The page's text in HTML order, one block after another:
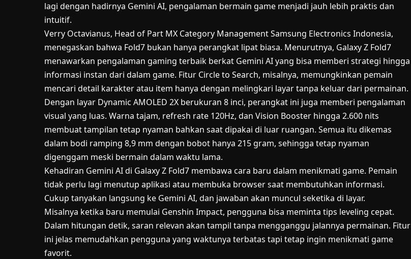
lagi dengan hadirnya Gemini AI, pengalaman bermain game menjadi jauh lebih praktis dan
intuitif.
Verry Octavianus, Head of Part MX Category Management Samsung Electronics Indonesia,
menegaskan bahwa Fold7 bukan hanya perangkat lipat biasa. Menurutnya, Galaxy Z Fold7
menawarkan pengalaman gaming terbaik berkat Gemini AI yang bisa memberi strategi hingga
informasi instan dari dalam game. Fitur Circle to Search, misalnya, memungkinkan pemain
mencari detail karakter atau item hanya dengan melingkari layar tanpa keluar dari permainan.
Dengan layar Dynamic AMOLED 2X berukuran 8 inci, perangkat ini juga memberi pengalaman
visual yang luas. Warna tajam, refresh rate 120Hz, dan Vision Booster hingga 2.600 nits
membuat tampilan tetap nyaman bahkan saat dipakai di luar ruangan. Semua itu dikemas
dalam bodi ramping 8,9 mm dengan bobot hanya 215 gram, sehingga tetap nyaman
digenggam meski bermain dalam waktu lama.
Kehadiran Gemini AI di Galaxy Z Fold7 membawa cara baru dalam menikmati game. Pemain
tidak perlu lagi menutup aplikasi atau membuka browser saat membutuhkan informasi.
Cukup tanyakan langsung ke Gemini AI, dan jawaban akan muncul seketika di layar.
Misalnya ketika baru memulai Genshin Impact, pengguna bisa meminta tips leveling cepat.
Dalam hitungan detik, saran relevan akan tampil tanpa mengganggu jalannya permainan. Fitur
ini jelas memudahkan pengguna yang waktunya terbatas tapi tetap ingin menikmati game
favorit.